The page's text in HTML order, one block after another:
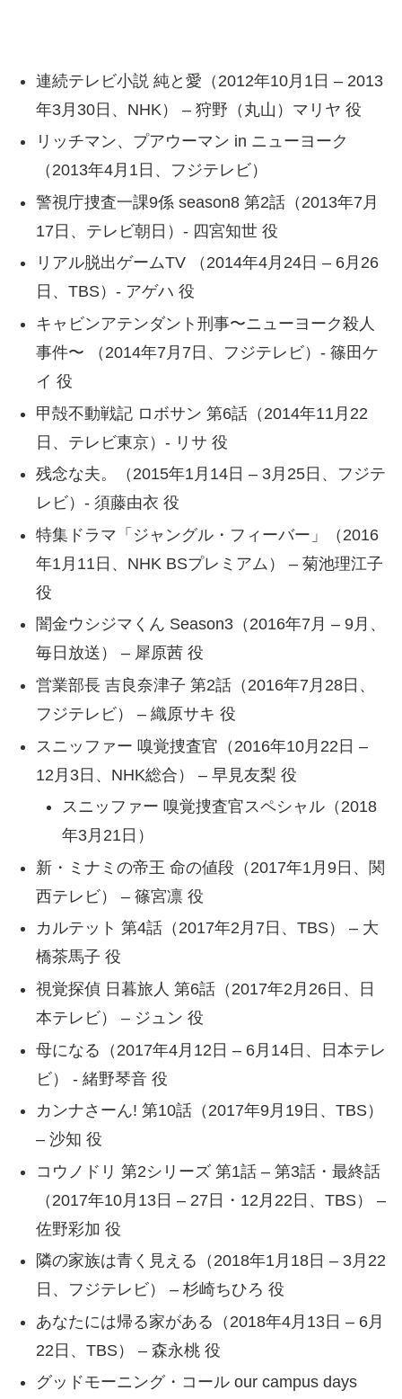
連続テレビ小説 純と愛（2012年10月1日 – 2013
年3月30日、NHK） – 狩野（丸山）マリヤ 役
リッチマン、プアウーマン in ニューヨーク
（2013年4月1日、フジテレビ）
警視庁捜査一課9係 season8 第2話（2013年7月
17日、テレビ朝日）- 四宮知世 役
リアル脱出ゲームTV （2014年4月24日 – 6月26
日、TBS）- アゲハ 役
キャビンアテンダント刑事〜ニューヨーク殺人
事件〜 （2014年7月7日、フジテレビ）- 篠田ケ
イ 役
甲殻不動戦記 ロボサン 第6話（2014年11月22
日、テレビ東京）- リサ 役
残念な夫。（2015年1月14日 – 3月25日、フジテ
レビ）- 須藤由衣 役
特集ドラマ「ジャングル・フィーバー」（2016
年1月11日、NHK BSプレミアム） – 菊池理江子
役
闇金ウシジマくん Season3（2016年7月 – 9月、
毎日放送） – 犀原茜 役
営業部長 吉良奈津子 第2話（2016年7月28日、
フジテレビ） – 織原サキ 役
スニッファー 嗅覚捜査官（2016年10月22日 –
12月3日、NHK総合） – 早見友梨 役
スニッファー 嗅覚捜査官スペシャル（2018
年3月21日）
新・ミナミの帝王 命の値段（2017年1月9日、関
西テレビ） – 篠宮凛 役
カルテット 第4話（2017年2月7日、TBS） – 大
橋茶馬子 役
視覚探偵 日暮旅人 第6話（2017年2月26日、日
本テレビ） – ジュン 役
母になる（2017年4月12日 – 6月14日、日本テレ
ビ） ‐ 緒野琴音 役
カンナさーん! 第10話（2017年9月19日、TBS）
– 沙知 役
コウノドリ 第2シリーズ 第1話 – 第3話・最終話
（2017年10月13日 – 27日・12月22日、TBS） –
佐野彩加 役
隣の家族は青く見える（2018年1月18日 – 3月22
日、フジテレビ） – 杉崎ちひろ 役
あなたには帰る家がある（2018年4月13日 – 6月
22日、TBS） – 森永桃 役
グッドモーニング・コール our campus days